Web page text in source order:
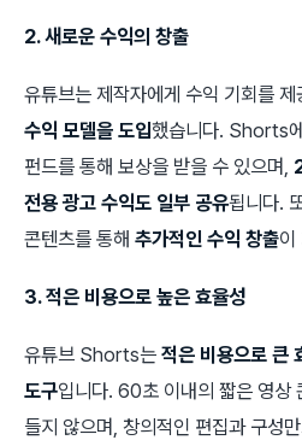
2. 새로운 수익의 창출
유튜브는 제작자에게 수익 기회를 제
수익 모델을 도입했습니다. Shorts
펀드를 통해 보상을 받을 수 있으며,
전용 광고 수익도 일부 공유됩니다.
콘텐츠를 통해 추가적인 수익 창출이
3. 적은 비용으로 높은 효율성
유튜브 Shorts는 적은 비용으로 큰
도구입니다. 60초 이내의 짧은 영상
들지 않으며, 창의적인 편집과 구성